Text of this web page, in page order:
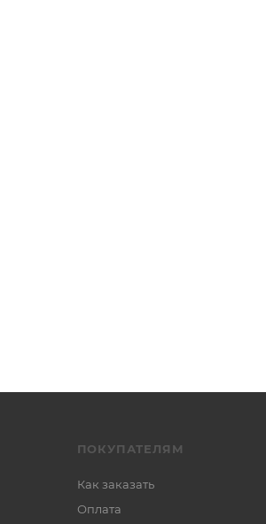
ПОКУПАТЕЛЯМ
Как заказать
Оплата